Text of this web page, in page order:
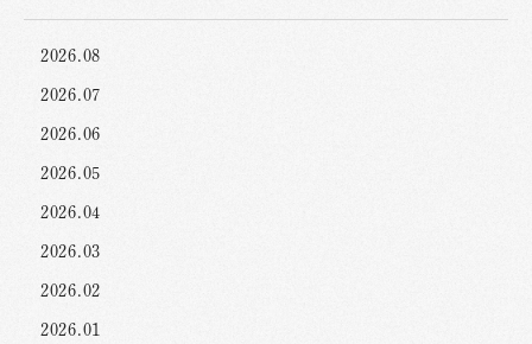
2026.08
2026.07
2026.06
2026.05
2026.04
2026.03
2026.02
2026.01